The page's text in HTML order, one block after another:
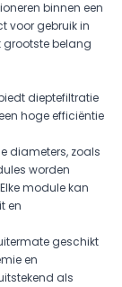
binnen een
voor gebruik in
grootste belang
dieptefiltratie
hoge efficiëntie
diameters, zoals
worden
module kan
en
geschikt
en
als